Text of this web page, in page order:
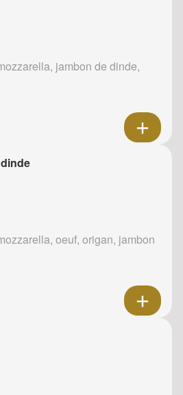
jambon de dinde,
oeuf, origan, jambon